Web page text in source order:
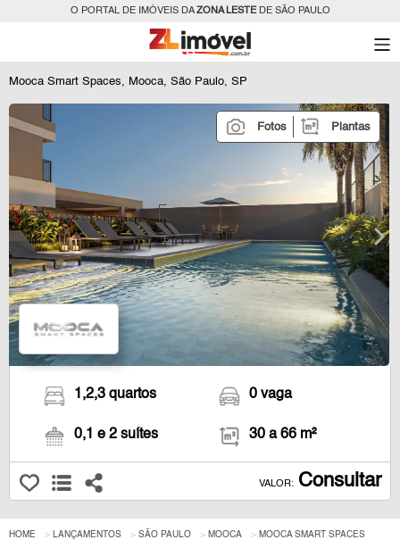
O PORTAL DE IMÓVEIS DAZONA LESTEDE SÃO PAULO
Mooca Smart Spaces, Mooca, São Paulo, SP
Fotos Plantas
1,2,3 quartos
0,1 e 2 suítes
0 vaga
30 a 66 m²
VALOR: Consultar
HOME LANÇAMENTOS SÃO PAULO MOOCA MOOCA SMART SPACES